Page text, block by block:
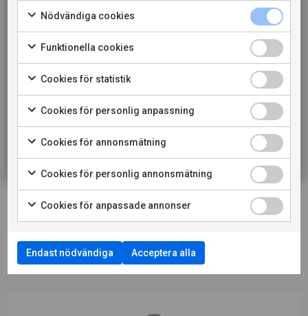
kraftfulla kötträtter. Det är även en utmärkt partner till
tryffel, grillade svamprätter och lagrade hårdostar. Den
stora koncentrationen och strukturen gör att vinet gärna
får stå i centrum vid en gastronomisk måltid eller
avnjutas på egen hand efter några års lagring.
LADDA NER PRODUKTBLAD
LADDA NER PRESSBILD
Denna sida innehåller information om alkoholhaltiga
drycker och riktar sig till dig som fyllt 20 år. När jag
bekräftar att jag är 20 år eller äldre godkänner jag
också att webbplatsen använder cookies.
KONSUMENT
RESTAURANG
Nödvändiga cookies
Funktionella cookies
Cookies för statistik
Cookies för personlig anpassning
Cookies för annonsmätning
Cookies för personlig annonsmätning
Cookies för anpassade annonser
Endast nödvändiga Acceptera alla